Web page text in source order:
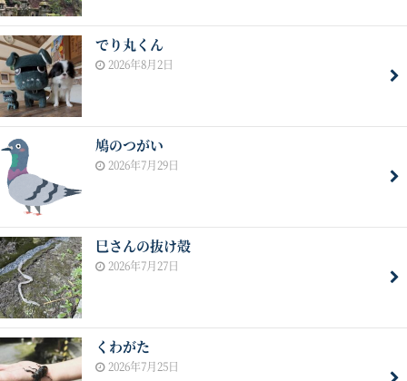
でり丸くん
2026年8月2日
鳩のつがい
2026年7月29日
巳さんの抜け殻
2026年7月27日
くわがた
2026年7月25日